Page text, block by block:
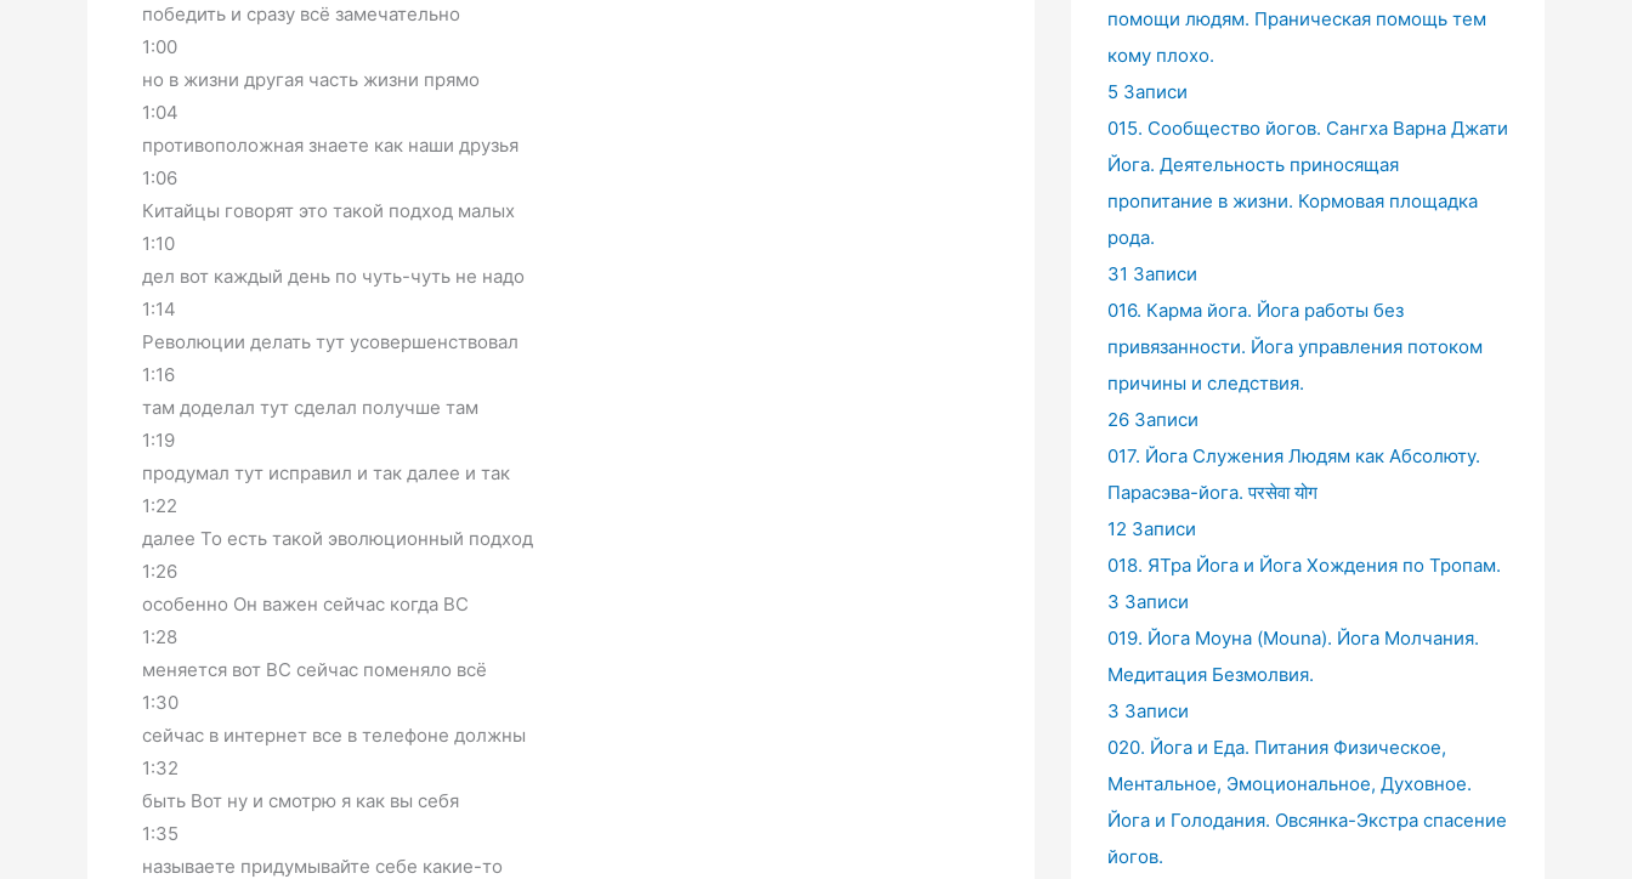
победить и сразу всё замечательно
1:00
но в жизни другая часть жизни прямо
1:04
противоположная знаете как наши друзья
1:06
Китайцы говорят это такой подход малых
1:10
дел вот каждый день по чуть-чуть не надо
1:14
Революции делать тут усовершенствовал
1:16
там доделал тут сделал получше там
1:19
продумал тут исправил и так далее и так
1:22
далее То есть такой эволюционный подход
1:26
особенно Он важен сейчас когда ВС
1:28
меняется вот ВС сейчас поменяло всё
1:30
сейчас в интернет все в телефоне должны
1:32
быть Вот ну и смотрю я как вы себя
1:35
называете придумывайте себе какие-то
помощи людям. Праническая помощь тем
кому плохо.
5 Записи
015. Сообщество йогов. Сангха Варна Джати
Йога. Деятельность приносящая
пропитание в жизни. Кормовая площадка
рода.
31 Записи
016. Карма йога. Йога работы без
привязанности. Йога управления потоком
причины и следствия.
26 Записи
017. Йога Служения Людям как Абсолюту.
Парасэва-йога. परसेवा योग
12 Записи
018. ЯТра Йога и Йога Хождения по Тропам.
3 Записи
019. Йога Моуна (Mouna). Йога Молчания.
Медитация Безмолвия.
3 Записи
020. Йога и Еда. Питания Физическое,
Ментальное, Эмоциональное, Духовное.
Йога и Голодания. Овсянка-Экстра спасение
йогов.